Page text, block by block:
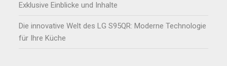
Exklusive Einblicke und Inhalte
Die innovative Welt des LG S95QR: Moderne Technologie
für Ihre Küche